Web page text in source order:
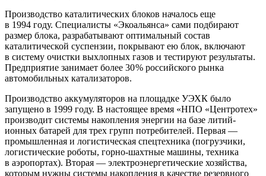
Производство каталитических блоков началось еще
в 1994 году. Специалисты «Экоальянса» сами подбирают
размер блока, разрабатывают оптимальный состав
каталитической суспензии, покрывают ею блок, включают
в систему очистки выхлопных газов и тестируют результаты.
Предприятие занимает более 30 % российского рынка
автомобильных катализаторов.
Производство аккумуляторов на площадке УЭХК было
запущено в 1999 году. В настоящее время «НПО «Центротех»
производит системы накопления энергии на базе литий-
ионных батарей для трех групп потребителей. Первая — ​
промышленная и логистическая спецтехника (погрузчики,
логистические роботы, горно-шахтные машины, техника
в аэропортах). Вторая — ​электроэнергетические хозяйства,
которым нужны системы накопления в качестве резервного